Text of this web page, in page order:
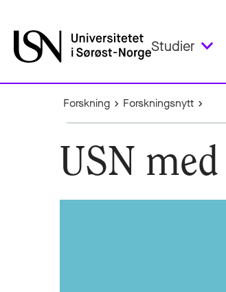
Studier
Forskning Forskningsnytt
USN